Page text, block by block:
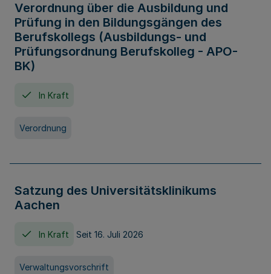
Verordnung über die Ausbildung und
Prüfung in den Bildungsgängen des
Berufskollegs (Ausbildungs- und
Prüfungsordnung Berufskolleg - APO-
BK)
In Kraft
Verordnung
Satzung des Universitätsklinikums
Aachen
In Kraft Seit 16. Juli 2026
Verwaltungsvorschrift